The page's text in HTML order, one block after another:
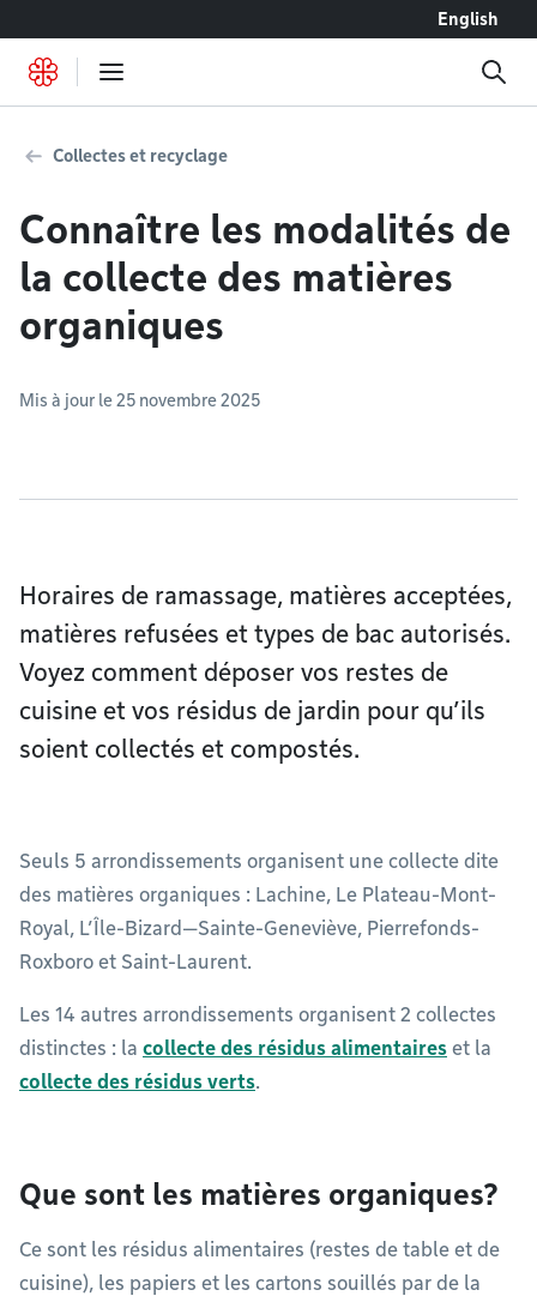
English
Collectes et recyclage
Connaître les modalités de
la collecte des matières
organiques
Mis à jour le 25 novembre 2025
Horaires de ramassage, matières acceptées,
matières refusées et types de bac autorisés.
Voyez comment déposer vos restes de
cuisine et vos résidus de jardin pour qu’ils
soient collectés et compostés.
Seuls 5 arrondissements organisent une collecte dite
des matières organiques : Lachine, Le Plateau-Mont-
Royal, L’Île-Bizard—Sainte-Geneviève, Pierrefonds-
Roxboro et Saint-Laurent.
Les 14 autres arrondissements organisent 2 collectes
distinctes : la collecte des résidus alimentaires et la
collecte des résidus verts.
Que sont les matières organiques?
Ce sont les résidus alimentaires (restes de table et de
cuisine), les papiers et les cartons souillés par de la